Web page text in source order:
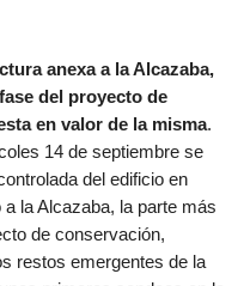
anexa a la Alcazaba,
del proyecto de
en valor de la misma.
14 de septiembre se
del edificio en
la Alcazaba, la parte más
de conservación,
restos emergentes de la